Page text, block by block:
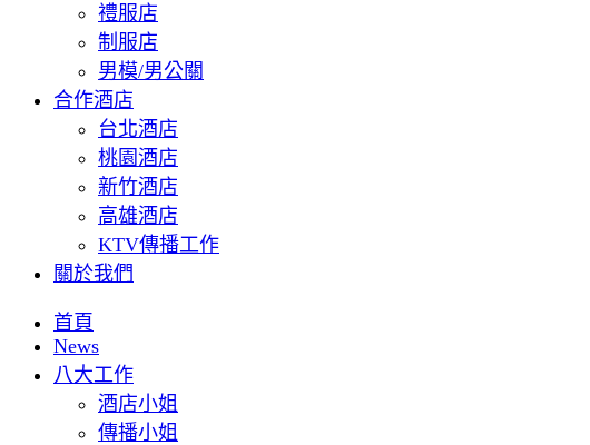
禮服店
制服店
男模/男公關
合作酒店
台北酒店
桃園酒店
新竹酒店
高雄酒店
KTV傳播工作
關於我們
首頁
News
八大工作
酒店小姐
傳播小姐